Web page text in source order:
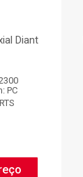
Diant
PC